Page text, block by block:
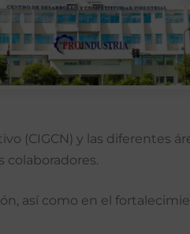
(CIGCN) y las diferentes
colaboradores.
así como en el